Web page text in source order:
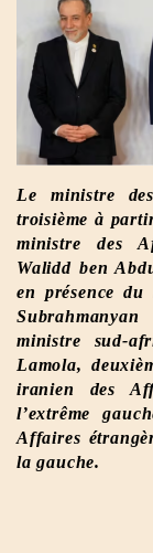
Le ministre
troisième à
ministre des
Walidd ben
en présence du
ministre sud-
Lamola,
iranien des
l’extrême
Affaires
la gauche.